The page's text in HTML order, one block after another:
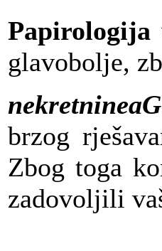
Papirologija
glavobolje,
brzog
Zbog toga
zadovoljili